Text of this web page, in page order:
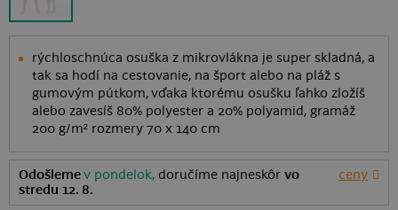
rýchloschnúca osuška z mikrovlákna je super skladná, a
tak sa hodí na cestovanie, na šport alebo na pláž s
gumovým pútkom, vďaka ktorému osušku ľahko zložíš
alebo zavesíš 80% polyester a 20% polyamid, gramáž
200 g/m² rozmery 70 x 140 cm
Odošlemev pondelok,doručíme najneskôrvo
stredu 12. 8.
ceny